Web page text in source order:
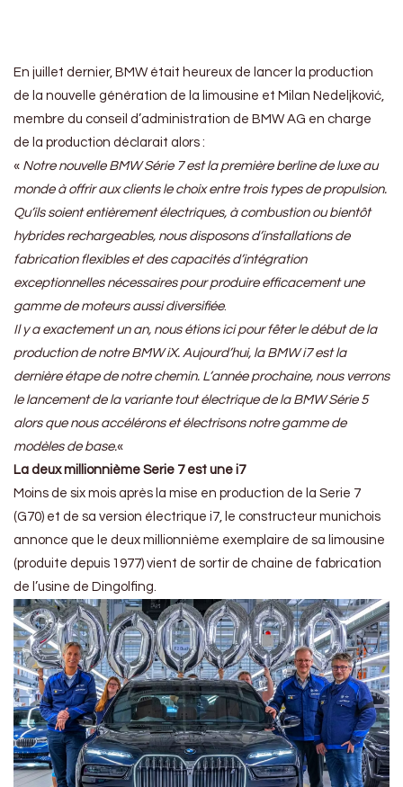
En juillet dernier, BMW était heureux de lancer la production
de la nouvelle génération de la limousine et Milan Nedeljković,
membre du conseil d’administration de BMW AG en charge
de la production déclarait alors :
« Notre nouvelle BMW Série 7 est la première berline de luxe au
monde à offrir aux clients le choix entre trois types de propulsion.
Qu’ils soient entièrement électriques, à combustion ou bientôt
hybrides rechargeables, nous disposons d’installations de
fabrication flexibles et des capacités d’intégration
exceptionnelles nécessaires pour produire efficacement une
gamme de moteurs aussi diversifiée.
Il y a exactement un an, nous étions ici pour fêter le début de la
production de notre BMW iX. Aujourd’hui, la BMW i7 est la
dernière étape de notre chemin. L’année prochaine, nous verrons
le lancement de la variante tout électrique de la BMW Série 5
alors que nous accélérons et électrisons notre gamme de
modèles de base.«
La deux millionnième Serie 7 est une i7
Moins de six mois après la mise en production de la Serie 7
(G70) et de sa version électrique i7, le constructeur munichois
annonce que le deux millionnième exemplaire de sa limousine
(produite depuis 1977) vient de sortir de chaine de fabrication
de l’usine de Dingolfing.